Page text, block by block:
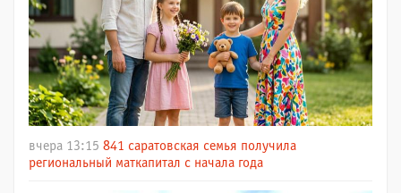
вчера 13:15 841 саратовская семья получила
региональный маткапитал с начала года